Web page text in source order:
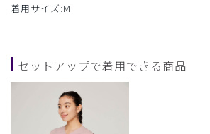
着用サイズ:M
セットアップで着用できる商品